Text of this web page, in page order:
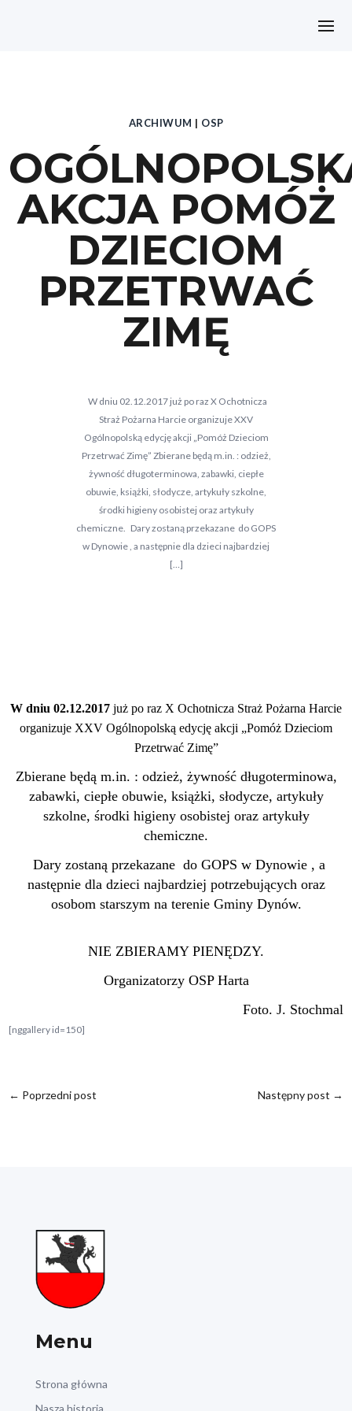
ARCHIWUM | OSP
AKCJA POMÓŻ
DZIECIOM
PRZETRWAĆ
ZIMĘ
W dniu 02.12.2017 już po raz X Ochotnicza
Straż Pożarna Harcie organizuje XXV
Ogólnopolską edycję akcji „Pomóż Dzieciom
Przetrwać Zimę” Zbierane będą m.in. : odzież,
żywność długoterminowa, zabawki, ciepłe
obuwie, książki, słodycze, artykuły szkolne,
środki higieny osobistej oraz artykuły
chemiczne. Dary zostaną przekazane do GOPS
w Dynowie , a następnie dla dzieci najbardziej
[…]
W dniu 02.12.2017 już po raz X Ochotnicza Straż Pożarna Harcie
organizuje XXV Ogólnopolską edycję akcji „Pomóż Dzieciom
Przetrwać Zimę”
Zbierane będą m.in. : odzież, żywność długoterminowa,
zabawki, ciepłe obuwie, książki, słodycze, artykuły
szkolne, środki higieny osobistej oraz artykuły
chemiczne.
Dary zostaną przekazane do GOPS w Dynowie , a
następnie dla dzieci najbardziej potrzebujących oraz
osobom starszym na terenie Gminy Dynów.
NIE ZBIERAMY PIENĘDZY.
Organizatorzy OSP Harta
Foto. J. Stochmal
[nggallery id=150]
← Poprzedni post Następny post →
Menu
Strona główna
Nasza historia